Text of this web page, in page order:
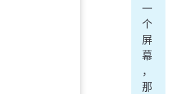
一
个
屏
幕
，
那